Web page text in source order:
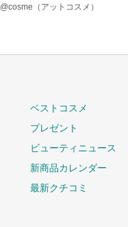
@cosme（アットコスメ）
ベストコスメ
プレゼント
ビューティニュース
新商品カレンダー
最新クチコミ